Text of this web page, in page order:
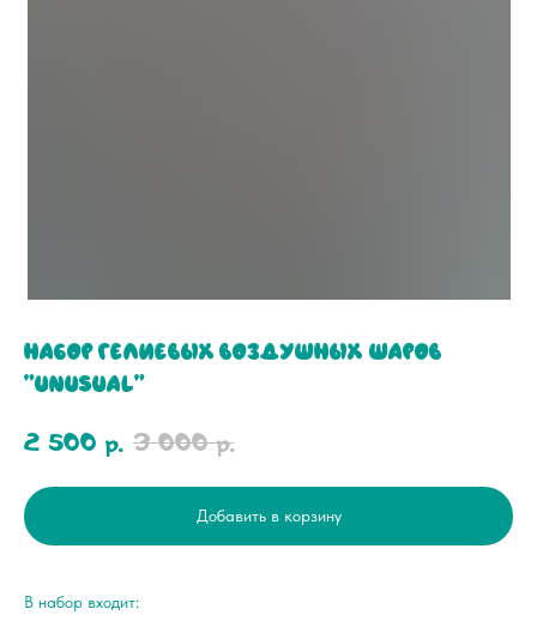
Набор гелиевых воздушных шаров
"Unusual"
2 500 р. 3 000 р.
Добавить в корзину
В набор входит: